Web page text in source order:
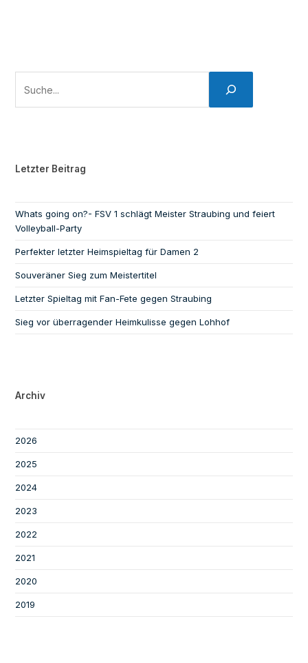
Letzter Beitrag
Whats going on?- FSV 1 schlägt Meister Straubing und feiert
Volleyball-Party
Perfekter letzter Heimspieltag für Damen 2
Souveräner Sieg zum Meistertitel
Letzter Spieltag mit Fan-Fete gegen Straubing
Sieg vor überragender Heimkulisse gegen Lohhof
Archiv
2026
2025
2024
2023
2022
2021
2020
2019